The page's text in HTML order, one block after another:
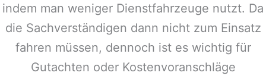
indem man weniger Dienstfahrzeuge nutzt. Da
die Sachverständigen dann nicht zum Einsatz
fahren müssen, dennoch ist es wichtig für
Gutachten oder Kostenvoranschläge